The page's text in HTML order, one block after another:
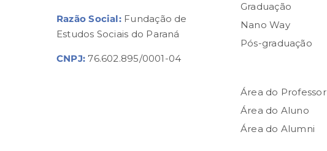
Razão Social:Fundação de
Estudos Sociais do Paraná
CNPJ: 76.602.895/0001-04
Graduação
Nano Way
Pós-graduação
Área do Professor
Área do Aluno
Área do Alumni